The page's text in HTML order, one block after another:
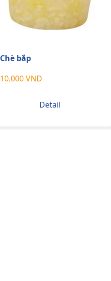
Chè bắp
10.000 VND
Detail